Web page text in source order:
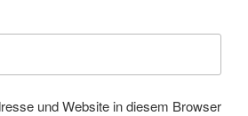
und Website in diesem Browser